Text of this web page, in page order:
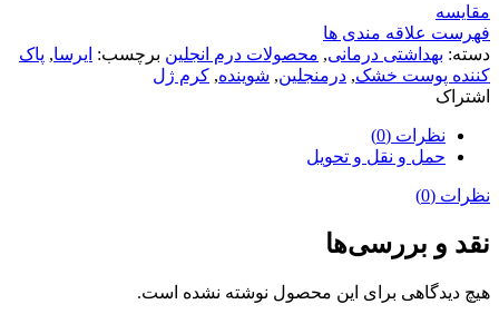
مقایسه
فهرست علاقه مندی ها
دسته: بهداشتی درمانی, محصولات درم انجلین برچسب: ایرسا, پاک
کننده پوست خشک, درمنجلین, شوینده, کرم ژل
اشتراک
نظرات (0)
حمل و نقل و تحویل
نظرات (0)
نقد و بررسی‌ها
هیچ دیدگاهی برای این محصول نوشته نشده است.